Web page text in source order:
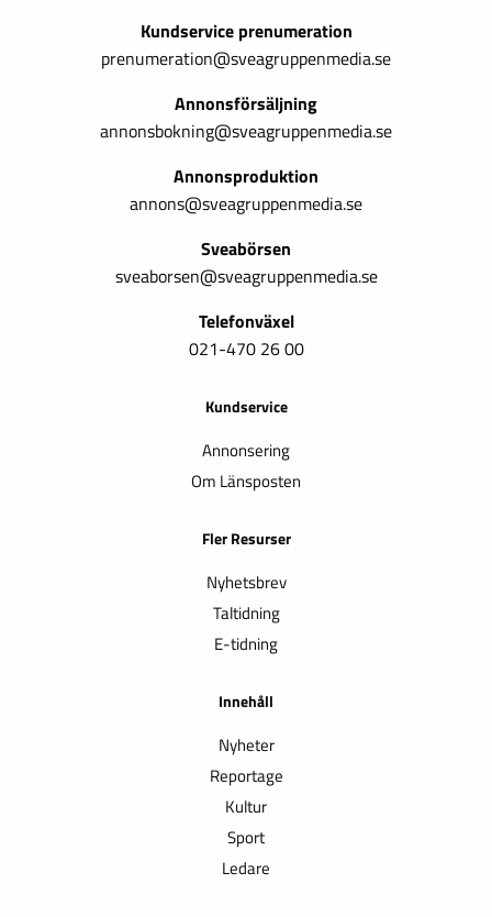
Kundservice prenumeration
prenumeration@sveagruppenmedia.se
Annonsförsäljning
annonsbokning@sveagruppenmedia.se
Annonsproduktion
annons@sveagruppenmedia.se
Sveabörsen
sveaborsen@sveagruppenmedia.se
Telefonväxel
021-470 26 00
Kundservice
Annonsering
Om Länsposten
Fler Resurser
Nyhetsbrev
Taltidning
E-tidning
Innehåll
Nyheter
Reportage
Kultur
Sport
Ledare